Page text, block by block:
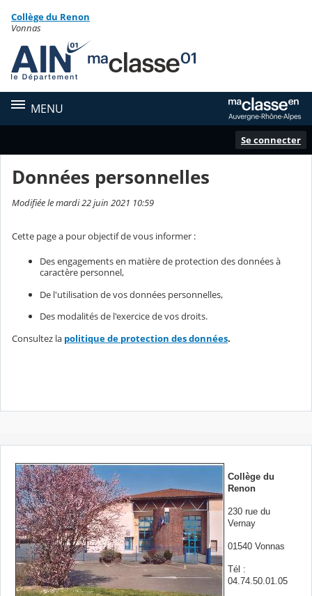
Contenu
Collège du Renon
Vonnas
MENU
Se connecter
Données personnelles
Modifiée le mardi 22 juin 2021 10:59
Cette page a pour objectif de vous informer :
Des engagements en matière de protection des données à
caractère personnel,
De l'utilisation de vos données personnelles,
Des modalités de l'exercice de vos droits.
Consultez la politique de protection des données.
Collège du
Renon
230 rue du
Vernay
01540 Vonnas
Tél :
04.74.50.01.05